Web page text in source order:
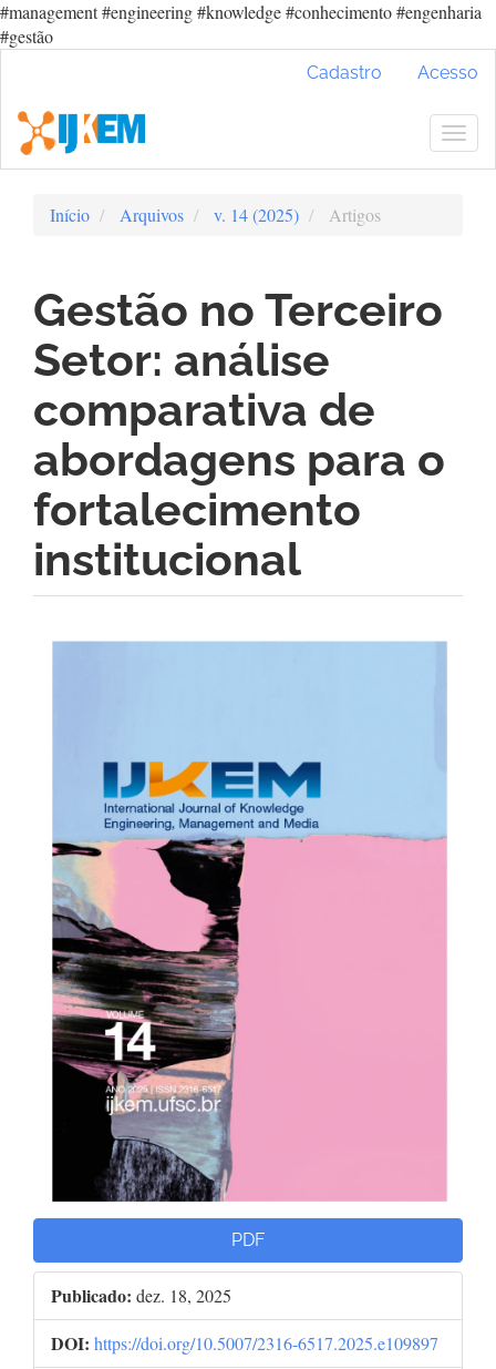
#management #engineering #knowledge #conhecimento #engenharia
#gestão
Conteúdo
principal
Barra
Cadastro Acesso
Início Arquivos v. 14 (2025) Artigos
Gestão no Terceiro
Setor: análise
comparativa de
abordagens para o
fortalecimento
institucional
Barra
artigos
PDF
Publicado: dez. 18, 2025
DOI: https://doi.org/10.5007/2316-6517.2025.e109897